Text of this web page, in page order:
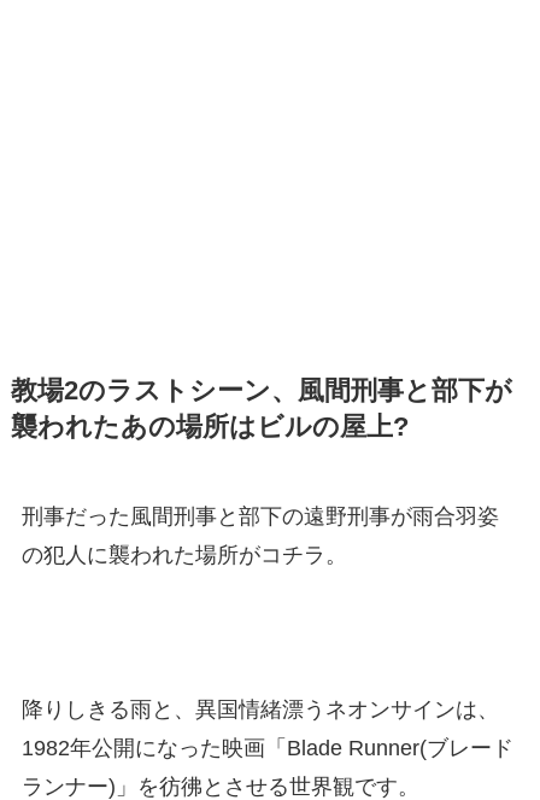
教場2のラストシーン、風間刑事と部下が
襲われたあの場所はビルの屋上?
刑事だった風間刑事と部下の遠野刑事が雨合羽姿
の犯人に襲われた場所がコチラ。
降りしきる雨と、異国情緒漂うネオンサインは、
1982年公開になった映画「Blade Runner(ブレード
ランナー)」を彷彿とさせる世界観です。